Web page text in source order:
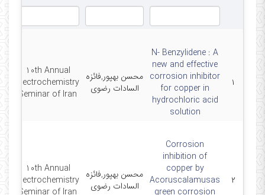
۱
N- Benzylidene : A
new and effective
corrosion inhibitor
for copper in
hydrochloric acid
solution
محسن بهپور,فائزه
السادات رضوی
10th Annual
Electrochemistry
Seminar of Iran
۲
Corrosion
inhibition of
copper by
Acoruscalamusas
green corrosion
محسن بهپور,فائزه
السادات رضوی
10th Annual
Electrochemistry
Seminar of Iran